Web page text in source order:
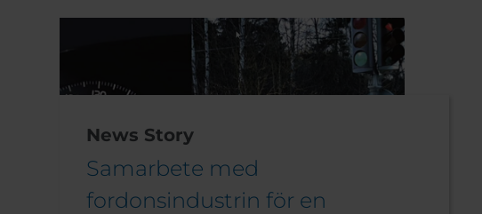
News Story
Samarbete med
fordonsindustrin för en